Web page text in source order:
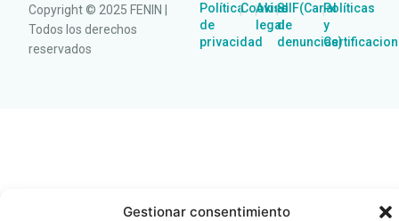
Gestionar consentimiento
Copyright © 2025 FENIN |
Todos los derechos
reservados
Política
de
privacidad
|Cookies
|Aviso
legal
|SIIF(Canal
de
denuncias)
|Políticas
y